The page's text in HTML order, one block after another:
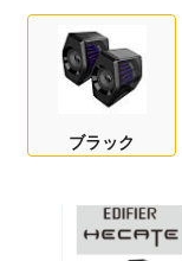
ブラック